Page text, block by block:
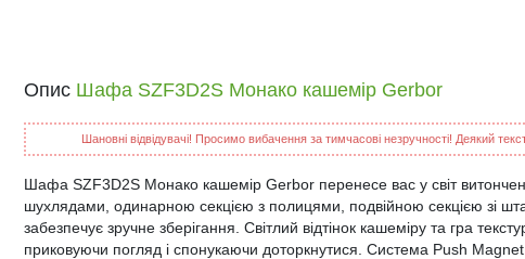
Опис Шафа SZF3D2S Монако кашемір Gerbor
Шановні відвідувачі! Просимо вибачення за тимчасові незручності! Деякий
Шафа SZF3D2S Монако кашемір Gerbor перенесе вас у світ
шухлядами, одинарною секцією з полицями, подвійною секцією зі
забезпечує зручне зберігання. Світлий відтінок кашеміру та гра
приковуючи погляд і спонукаючи доторкнутися. Система Push